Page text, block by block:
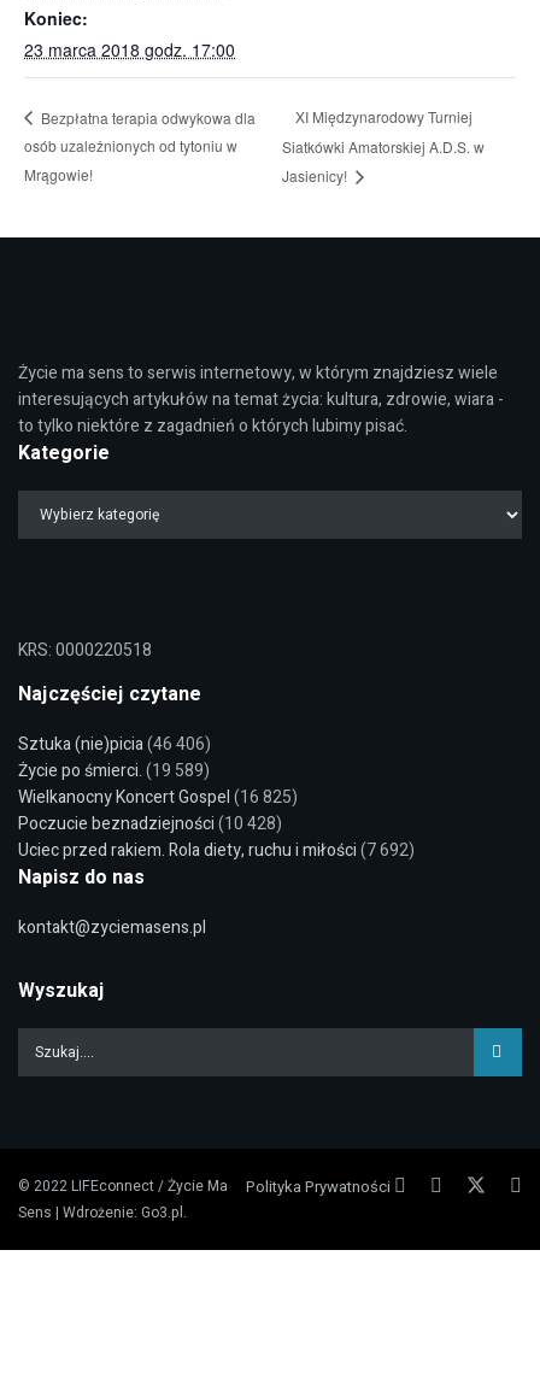
Koniec:
23 marca 2018 godz. 17:00
Bezpłatna terapia odwykowa dla
osób uzależnionych od tytoniu w
Mrągowie!
XI Międzynarodowy Turniej
Siatkówki Amatorskiej A.D.S. w
Jasienicy!
Życie ma sens to serwis internetowy, w którym znajdziesz wiele
interesujących artykułów na temat życia: kultura, zdrowie, wiara -
to tylko niektóre z zagadnień o których lubimy pisać.
Kategorie
KRS: 0000220518
Najczęściej czytane
Sztuka (nie)picia(46 406)
Życie po śmierci.(19 589)
Wielkanocny Koncert Gospel(16 825)
Poczucie beznadziejności(10 428)
Uciec przed rakiem. Rola diety, ruchu i miłości(7 692)
Napisz do nas
kontakt@zyciemasens.pl
Wyszukaj
Polityka Prywatności
© 2022LIFEconnect / Życie Ma
Sens | Wdrożenie: Go3.pl.